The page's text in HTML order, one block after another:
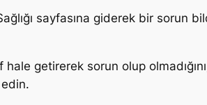
sayfasına giderek bir sorun
getirerek sorun olup
edin.